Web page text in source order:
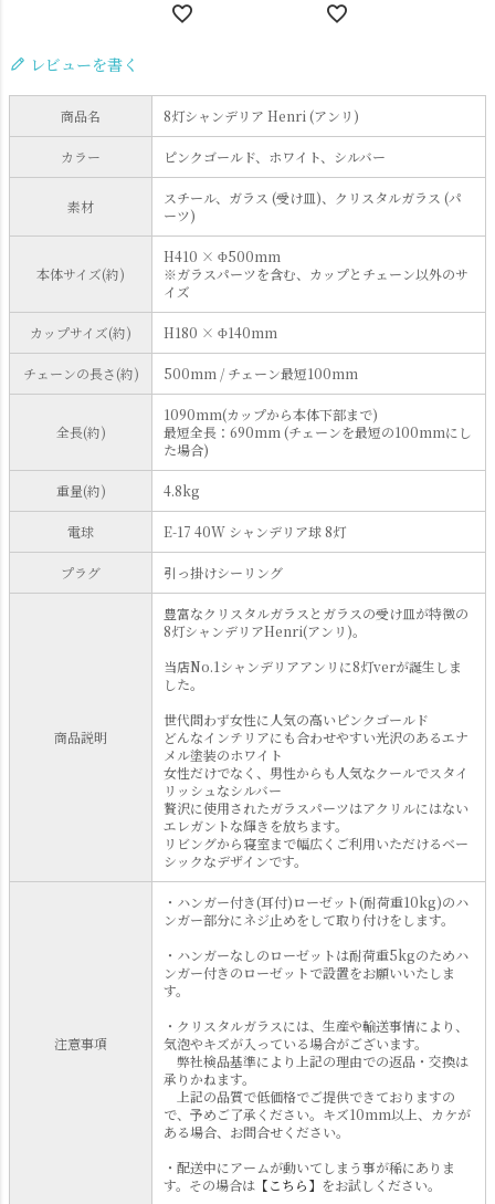
レビューを書く
商品名 8灯シャンデリア Henri (アンリ)
カラー ピンクゴールド、ホワイト、シルバー
素材
スチール、ガラス (受け皿)、クリスタルガラス (パ
ーツ)
本体サイズ(約)
H410 × Φ500mm
※ガラスパーツを含む、カップとチェーン以外のサ
イズ
カップサイズ(約) H180 × Φ140mm
チェーンの長さ(約) 500mm / チェーン最短100mm
全長(約)
1090mm(カップから本体下部まで)
最短全長：690mm (チェーンを最短の100mmにし
た場合)
重量(約) 4.8kg
電球 E-17 40W シャンデリア球 8灯
プラグ 引っ掛けシーリング
商品説明
豊富なクリスタルガラスとガラスの受け皿が特徴の
8灯シャンデリアHenri(アンリ)。
当店No.1シャンデリアアンリに8灯verが誕生しま
した。
世代問わず女性に人気の高いピンクゴールド
どんなインテリアにも合わせやすい光沢のあるエナ
メル塗装のホワイト
女性だけでなく、男性からも人気なクールでスタイ
リッシュなシルバー
贅沢に使用されたガラスパーツはアクリルにはない
エレガントな輝きを放ちます。
リビングから寝室まで幅広くご利用いただけるベー
シックなデザインです。
注意事項
・ハンガー付き(耳付)ローゼット(耐荷重10kg)のハ
ンガー部分にネジ止めをして取り付けをします。
・ハンガーなしのローゼットは耐荷重5kgのためハ
ンガー付きのローゼットで設置をお願いいたしま
す。
・クリスタルガラスには、生産や輸送事情により、
気泡やキズが入っている場合がございます。
弊社検品基準により上記の理由での返品・交換は
承りかねます。
上記の品質で低価格でご提供できておりますの
で、予めご了承ください。キズ10mm以上、カケが
ある場合、お問合せください。
・配送中にアームが動いてしまう事が稀にありま
す。その場合は 【こちら】 をお試しください。